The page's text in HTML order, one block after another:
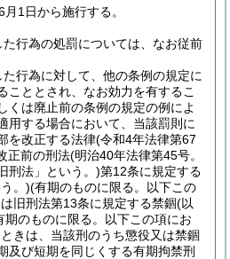
1日から施行する。
行為の処罰については、なお従前
行為に対して、他の条例の規定に
こととされ、なお効力を有するこ
くは廃止前の条例の規定の例によ
用する場合において、当該罰則に
を改正する法律(令和4年法律第67
正前の刑法(明治40年法律第45号。
刑法」という。)第12条に規定する
。)(有期のものに限る。以下この
は旧刑法第13条に規定する禁錮(以
期のものに限る。以下この項にお
きは、当該刑のうち懲役又は禁錮
及び短期を同じくする有期拘禁刑